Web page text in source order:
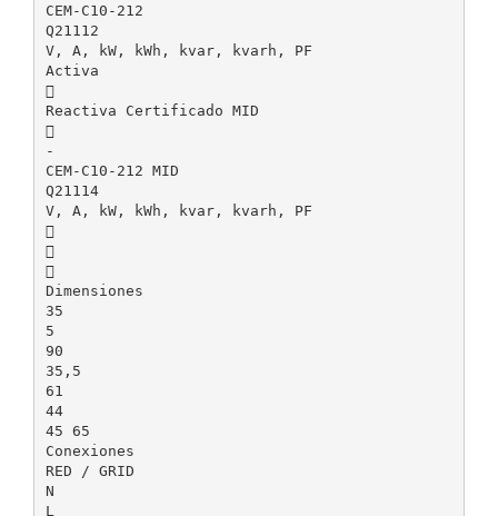
CEM-C10-212
Q21112
V, A, kW, kWh, kvar, kvarh, PF
Activa

Reactiva Certificado MID

-
CEM-C10-212 MID
Q21114
V, A, kW, kWh, kvar, kvarh, PF



Dimensiones
35
5
90
35,5
61
44
45 65
Conexiones
RED / GRID
N
L